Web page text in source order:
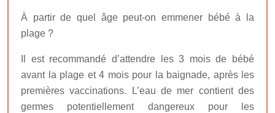
À partir de quel âge peut-on emmener bébé à la
plage ?
Il est recommandé d’attendre les 3 mois de bébé
avant la plage et 4 mois pour la baignade, après les
premières vaccinations. L’eau de mer contient des
germes potentiellement dangereux pour les